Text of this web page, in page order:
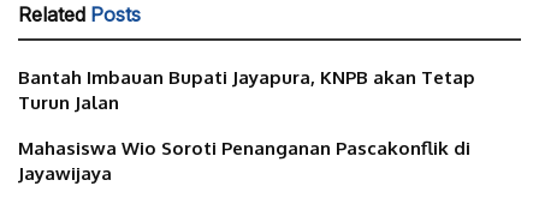
Related Posts
Bantah Imbauan Bupati Jayapura, KNPB akan Tetap
Turun Jalan
Mahasiswa Wio Soroti Penanganan Pascakonflik di
Jayawijaya